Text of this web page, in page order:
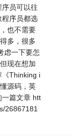
员可以往
程序员都选
也不需要
多，很多
虑一下要怎
现在想加
《Thinking i
源码，英
一篇文章 htt
26867181